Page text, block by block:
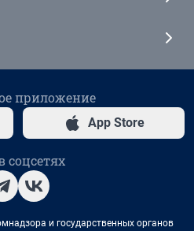
приложение
App Store
и государственных органов